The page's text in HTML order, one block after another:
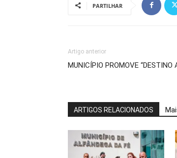
PARTILHAR
Artigo anterior
MUNICÍPIO PROMOVE
ARTIGOS RELACIONADOS